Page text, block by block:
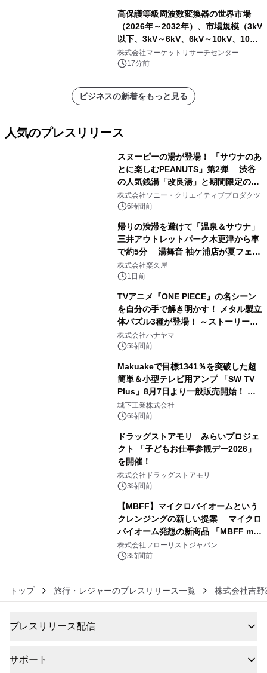
高保護等級周波数変換器の世界市場
（2026年～2032年）、市場規模（3kV
以下、3kV～6kV、6kV～10kV、10kV
超）・分析レポートを発表
株式会社マーケットリサーチセンター
17分前
ビジネスの新着をもっと見る
人気のプレスリリース
スヌーピーの湯が登場！ 「サウナのあ
とに楽しむPEANUTS」第2弾 渋谷
の人気銭湯「改良湯」と期間限定のコ
ラボレーション サウナイキタイコラ
ボグッズも発売決定！
株式会社ソニー・クリエイティブプロダクツ
6時間前
帰りの渋滞を避けて「温泉＆サウナ」
三井アウトレットパーク木更津から車
で約5分 湯舞音 袖ケ浦店が夏フェア
メニューを提供
株式会社楽久屋
1日前
TVアニメ『ONE PIECE』の名シーン
を自分の手で解き明かす！ メタル製立
体パズル3種が登場！ ～ストーリーと
ギミックが融合した 大人の体験型パズ
ルが8月7日(金)12時より先行予約受付
株式会社ハナヤマ
5時間前
Makuakeで目標1341％を突破した超
簡単＆小型テレビ用アンプ 「SW TV
Plus」8月7日より一般販売開始！ ケ
ーブル1本つなぐだけ、テレビの音が
ぐっと豊かに
城下工業株式会社
6時間前
ドラッグストアモリ みらいプロジェ
クト 「子どもお仕事参観デー2026」
を開催！
株式会社ドラッグストアモリ
3時間前
【MBFF】マイクロバイオームという
クレンジングの新しい提案 マイクロ
バイオーム発想の新商品 「MBFF mb
クレンジングPRO」を2026年8月6日
発売
株式会社フローリストジャパン
3時間前
トップ 旅行・レジャーのプレスリリース一覧 株式会社吉
プレスリリース配信
サポート